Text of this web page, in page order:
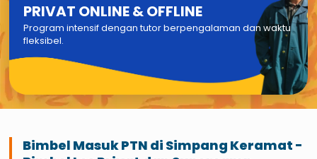
PRIVAT ONLINE & OFFLINE
Program intensif dengan tutor berpengalaman dan waktu
fleksibel.
Bimbel Masuk PTN di Simpang Keramat -